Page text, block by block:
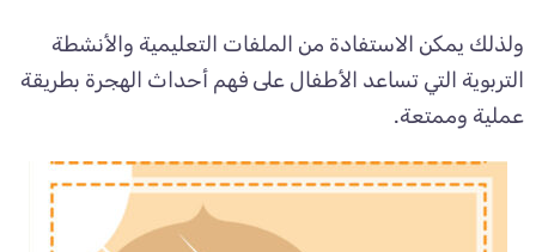
ولذلك يمكن الاستفادة من الملفات التعليمية والأنشطة
التربوية التي تساعد الأطفال على فهم أحداث الهجرة بطريقة
عملية وممتعة.